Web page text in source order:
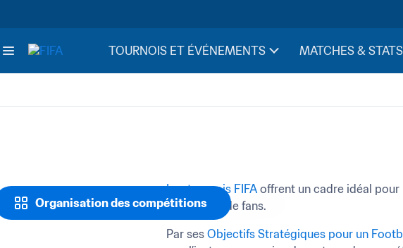
TOURNOIS ET ÉVÉNEMENTS MATCHES & STATS
Organisation des compétitions
Les tournois FIFA offrent un cadre idéal
de millions de fans.
Par ses Objectifs Stratégiques pour un